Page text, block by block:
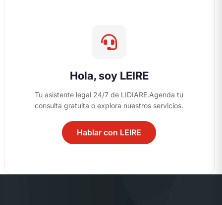
Hola, soy LEIRE
Tu asistente legal 24/7 de LIDIARE.Agenda tu
consulta gratuita o explora nuestros servicios.
Hablar con LEIRE